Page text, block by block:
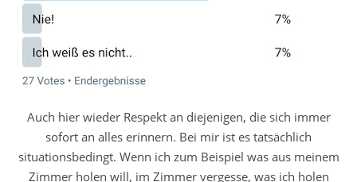
Auch hier wieder Respekt an diejenigen, die sich immer
sofort an alles erinnern. Bei mir ist es tatsächlich
situationsbedingt. Wenn ich zum Beispiel was aus meinem
Zimmer holen will, im Zimmer vergesse, was ich holen